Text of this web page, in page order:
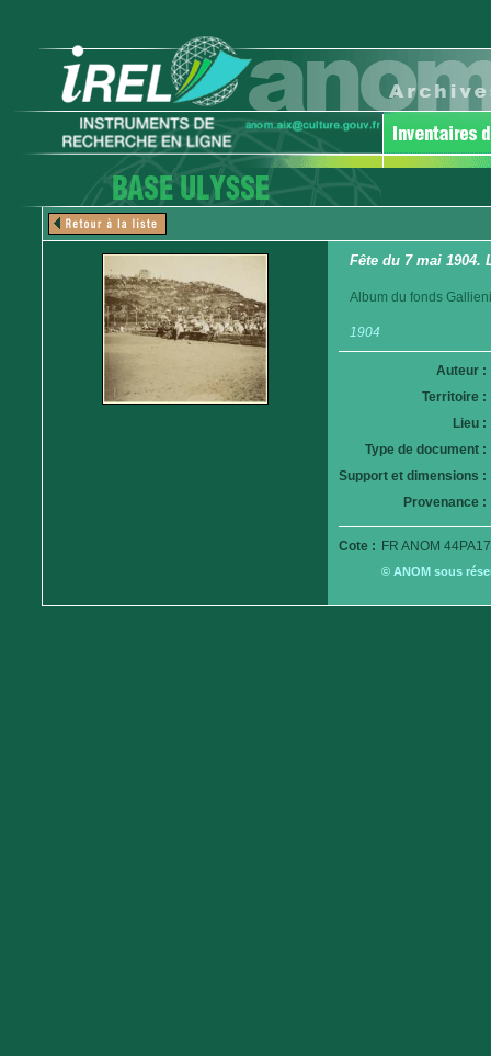
Fête du 7 mai 1904.
Album du fonds
1904
Auteur :
Territoire :
Lieu :
Type de document :
Support et dimensions :
Provenance :
Cote : FR ANOM
© ANOM sous